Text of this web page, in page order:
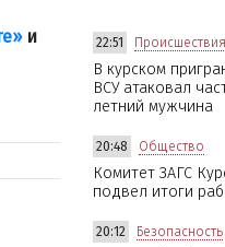
и
22:51 Происшествия
В курском
ВСУ атаковал
летний мужчина
20:48 Общество
Комитет ЗАГС
подвел итоги
20:12 Безопасность